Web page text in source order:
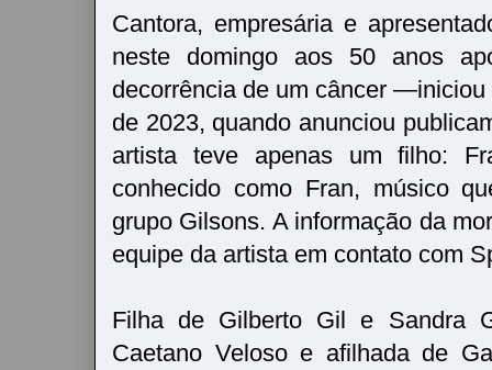
Cantora, empresária e
neste domingo aos 50 anos
decorrência de um câncer —iniciou
de 2023, quando anunciou
artista teve apenas um filho:
conhecido como Fran, músico
grupo Gilsons. A informação da
equipe da artista em contato com
Filha de Gilberto Gil e Sandra
Caetano Veloso e afilhada de